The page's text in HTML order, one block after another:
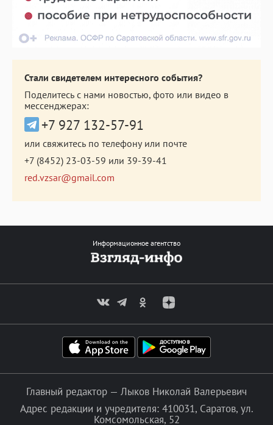
Стали свидетелем интересного события?
Поделитесь с нами новостью, фото или видео в
мессенджерах:
+7 927 132-57-91
или свяжитесь по телефону или почте
+7 (8452) 23-03-59 или 39-39-41
red.vzsar@gmail.com
Информационное агентство
Главный редактор — Лыков Николай Валерьевич
Адрес редакции и учредителя: 410031, Саратов, ул.
Комсомольская, 52